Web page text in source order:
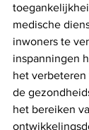
medische
inwoners te
inspanningen
het
de
het bereiken